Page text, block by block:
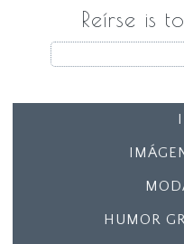
Reírse is
HUMOR